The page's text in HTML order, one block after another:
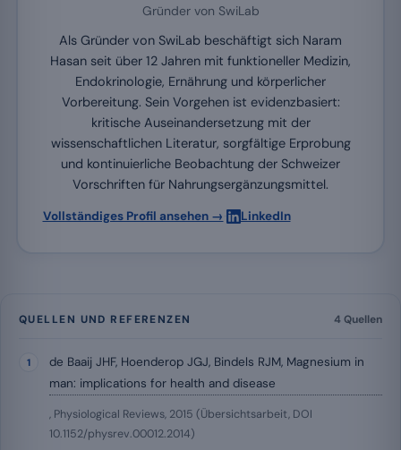
Gründer von SwiLab
Als Gründer von SwiLab beschäftigt sich Naram
Hasan seit über 12 Jahren mit funktioneller Medizin,
Endokrinologie, Ernährung und körperlicher
Vorbereitung. Sein Vorgehen ist evidenzbasiert:
kritische Auseinandersetzung mit der
wissenschaftlichen Literatur, sorgfältige Erprobung
und kontinuierliche Beobachtung der Schweizer
Vorschriften für Nahrungsergänzungsmittel.
Vollständiges Profil ansehen → LinkedIn
QUELLEN UND REFERENZEN 4 Quellen
de Baaij JHF, Hoenderop JGJ, Bindels RJM, Magnesium in
man: implications for health and disease
, Physiological Reviews, 2015 (Übersichtsarbeit, DOI
10.1152/physrev.00012.2014)